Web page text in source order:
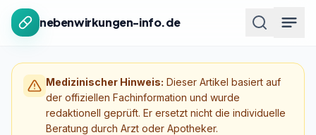
Zum Inhalt springen
nebenwirkungen-info.de
Medizinischer Hinweis: Dieser Artikel basiert auf
der offiziellen Fachinformation und wurde
redaktionell geprüft. Er ersetzt nicht die individuelle
Beratung durch Arzt oder Apotheker.